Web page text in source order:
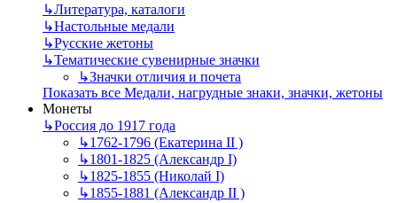
↳Литература, каталоги
↳Настольные медали
↳Русские жетоны
↳Тематические сувенирные значки
↳Значки отличия и почета
Показать все Медали, нагрудные знаки, значки, жетоны
Монеты
↳Россия до 1917 года
↳1762-1796 (Екатерина II )
↳1801-1825 (Александр I)
↳1825-1855 (Николай I)
↳1855-1881 (Александр II )